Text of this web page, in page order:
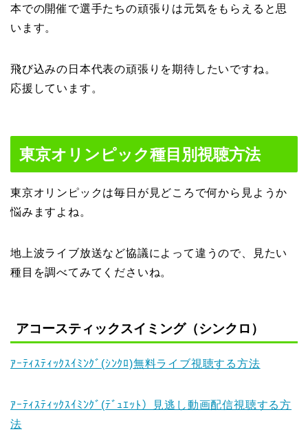
本での開催で選手たちの頑張りは元気をもらえると思
います。
飛び込みの日本代表の頑張りを期待したいですね。
応援しています。
東京オリンピック種目別視聴方法
東京オリンピックは毎日が見どころで何から見ようか
悩みますよね。
地上波ライブ放送など協議によって違うので、見たい
種目を調べてみてくださいね。
アコースティックスイミング（シンクロ）
ｱｰﾃｨｽﾃｨｯｸｽｲﾐﾝｸﾞ(ｼﾝｸﾛ)無料ライブ視聴する方法
ｱｰﾃｨｽﾃｨｯｸｽｲﾐﾝｸﾞ(ﾃﾞｭｴｯﾄ）見逃し動画配信視聴する方
法